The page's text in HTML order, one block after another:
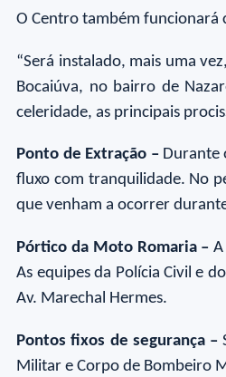
O Centro também funcionará
“Será instalado, mais uma
Bocaiúva, no bairro de
celeridade, as principais
Ponto de Extração – Durante
fluxo com tranquilidade. No
que venham a ocorrer
Pórtico da Moto Romaria –
As equipes da Polícia Civil e
Av. Marechal Hermes.
Pontos fixos de segurança –
Militar e Corpo de Bombeiro